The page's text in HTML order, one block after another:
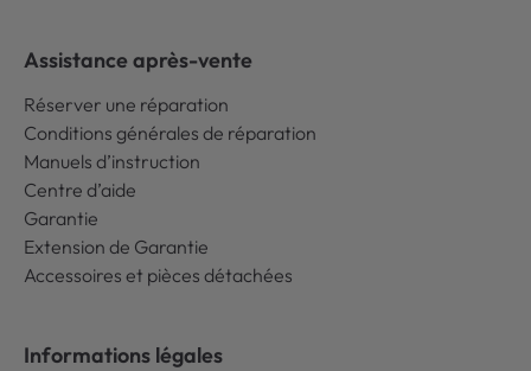
Assistance après-vente
Réserver une réparation
Conditions générales de réparation
Manuels d’instruction
Centre d’aide
Garantie
Extension de Garantie
Accessoires et pièces détachées
Informations légales